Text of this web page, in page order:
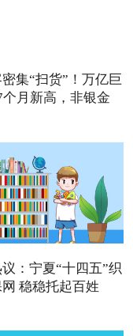
集“扫货”！万亿巨
个月新高，非银金
：宁夏“十四五”织
稳稳托起百姓